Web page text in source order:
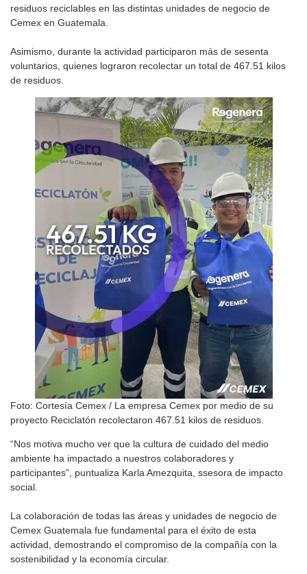
residuos reciclables en las distintas unidades de negocio de
Cemex en Guatemala.
Asimismo, durante la actividad participaron más de sesenta
voluntarios, quienes lograron recolectar un total de 467.51 kilos
de residuos.
Foto: Cortesía Cemex / La empresa Cemex por medio de su
proyecto Reciclatón recolectaron 467.51 kilos de residuos.
“Nos motiva mucho ver que la cultura de cuidado del medio
ambiente ha impactado a nuestros colaboradores y
participantes”, puntualiza Karla Amezquita, ssesora de impacto
social.
La colaboración de todas las áreas y unidades de negocio de
Cemex Guatemala fue fundamental para el éxito de esta
actividad, demostrando el compromiso de la compañía con la
sostenibilidad y la economía circular.